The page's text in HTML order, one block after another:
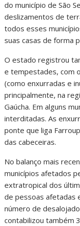
do município de São
deslizamentos de
todos esses
suas casas de forma
O estado registrou
e tempestades, com
(como enxurradas e
principalmente, na
Gaúcha. Em alguns
interditadas. As
ponte que liga
das cabeceiras.
No balanço mais
municípios afetados
extratropical dos
de pessoas afetadas
número de
contabilizou também